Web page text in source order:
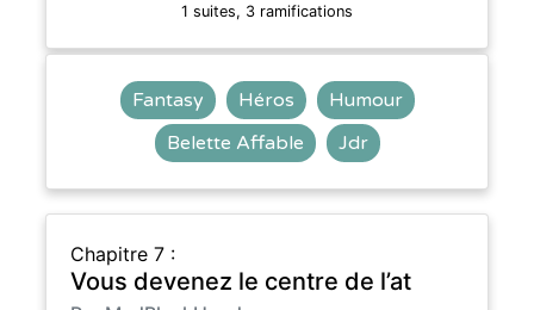
1 suites, 3 ramifications
Fantasy Héros
Humour
Belette Affable
Jdr
Chapitre 7 :
Vous devenez le centre de l’at